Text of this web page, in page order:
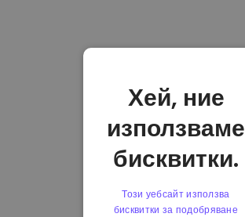
Хей, ние
използваме
бисквитки.
Този уебсайт използва
бисквитки за подобряване